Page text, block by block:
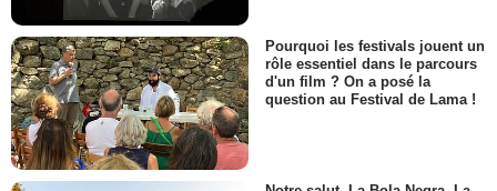
Pourquoi les festivals jouent un
rôle essentiel dans le parcours
d'un film ? On a posé la
question au Festival de Lama !